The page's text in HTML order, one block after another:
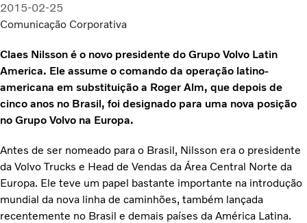
2015-02-25
Comunicação Corporativa
Claes Nilsson é o novo presidente do Grupo Volvo Latin
America. Ele assume o comando da operação latino-
americana em substituição a Roger Alm, que depois de
cinco anos no Brasil, foi designado para uma nova posição
no Grupo Volvo na Europa.
Antes de ser nomeado para o Brasil, Nilsson era o presidente
da Volvo Trucks e Head de Vendas da Área Central Norte da
Europa. Ele teve um papel bastante importante na introdução
mundial da nova linha de caminhões, também lançada
recentemente no Brasil e demais países da América Latina.